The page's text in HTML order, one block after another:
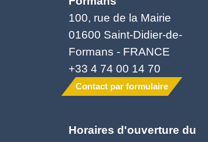
100, rue de la Mairie
01600 Saint-Didier-de-
Formans - FRANCE
+33 4 74 00 14 70
Contact par formulaire
Horaires d'ouverture du